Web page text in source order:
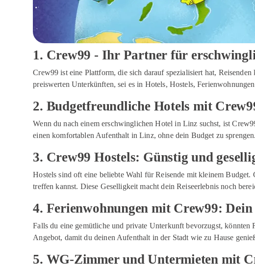
1. Crew99 - Ihr Partner für
Crew99 ist eine Plattform, die sich darauf spezialisiert hat,
preiswerten Unterkünften, sei es in Hotels, Hostels,
2. Budgetfreundliche Hotels mit
Wenn du nach einem erschwinglichen Hotel in Linz suchst, ist
einen komfortablen Aufenthalt in Linz, ohne dein Budget zu sprengen.
3. Crew99 Hostels: Günstig und
Hostels sind oft eine beliebte Wahl für Reisende mit kleinem
treffen kannst. Diese Geselligkeit macht dein Reiseerlebnis noch
4. Ferienwohnungen mit Crew99:
Falls du eine gemütliche und private Unterkunft bevorzugst,
Angebot, damit du deinen Aufenthalt in der Stadt wie zu Hause
5. WG-Zimmer und Untermieten mit